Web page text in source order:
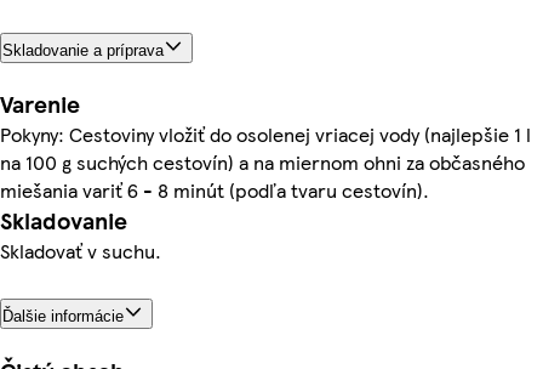
Skladovanie a príprava
Varenie
Pokyny: Cestoviny vložiť do osolenej vriacej vody (najlepšie 1 l
na 100 g suchých cestovín) a na miernom ohni za občasného
miešania variť 6 - 8 minút (podľa tvaru cestovín).
Skladovanie
Skladovať v suchu.
Ďalšie informácie